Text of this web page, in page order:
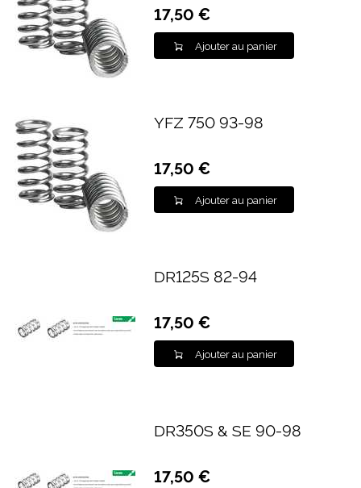
17,50 €
Ajouter au panier
YFZ 750 93-98
17,50 €
Ajouter au panier
DR125S 82-94
17,50 €
Ajouter au panier
DR350S & SE 90-98
17,50 €